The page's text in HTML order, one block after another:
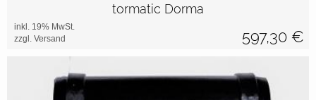
tormatic Dorma
inkl. 19% MwSt.
zzgl. Versand
597,30 €